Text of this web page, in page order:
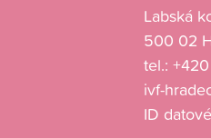
Labská
500 02
tel.:
ivf-
ID